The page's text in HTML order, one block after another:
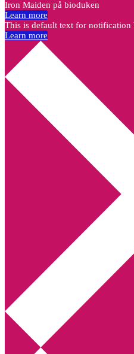
Iron Maiden på bioduken
Learn more
This is default text for notification
Learn more